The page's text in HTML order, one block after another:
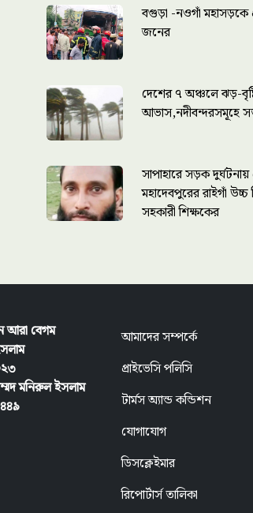
বগুড়া -নওগাঁ মহাসড়কে
জনের
দেশের ৭ অঞ্চলে ঝড়-
আভাস,নদীবন্দরসমূহে
সাপাহারে সড়ক দুর্ঘটনায়
মহাদেবপুরের রাইগাঁ উচ্চ
সহকারী শিক্ষকের
আরা বেগম
মনিরুল ইসলাম
আমাদের সম্পর্কে
প্রাইভেসি পলিসি
টার্মস অ্যান্ড কন্ডিশন
যোগাযোগ
ডিসক্লেইমার
রিপোর্টার্স তালিকা